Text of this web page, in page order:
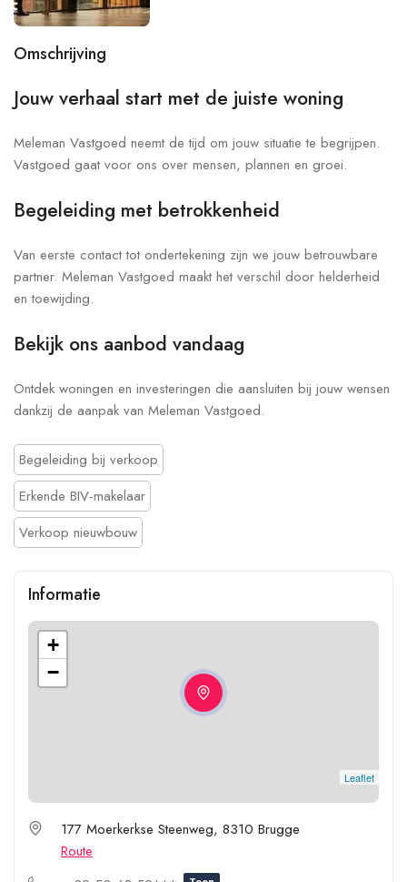
Omschrijving
Jouw verhaal start met de juiste woning
Meleman Vastgoed neemt de tijd om jouw situatie te begrijpen.
Vastgoed gaat voor ons over mensen, plannen en groei.
Begeleiding met betrokkenheid
Van eerste contact tot ondertekening zijn we jouw betrouwbare
partner. Meleman Vastgoed maakt het verschil door helderheid
en toewijding.
Bekijk ons aanbod vandaag
Ontdek woningen en investeringen die aansluiten bij jouw wensen
dankzij de aanpak van Meleman Vastgoed.
Begeleiding bij verkoop
Erkende BIV-makelaar
Verkoop nieuwbouw
Informatie
+
−
Leaflet
177 Moerkerkse Steenweg, 8310 Brugge
Route